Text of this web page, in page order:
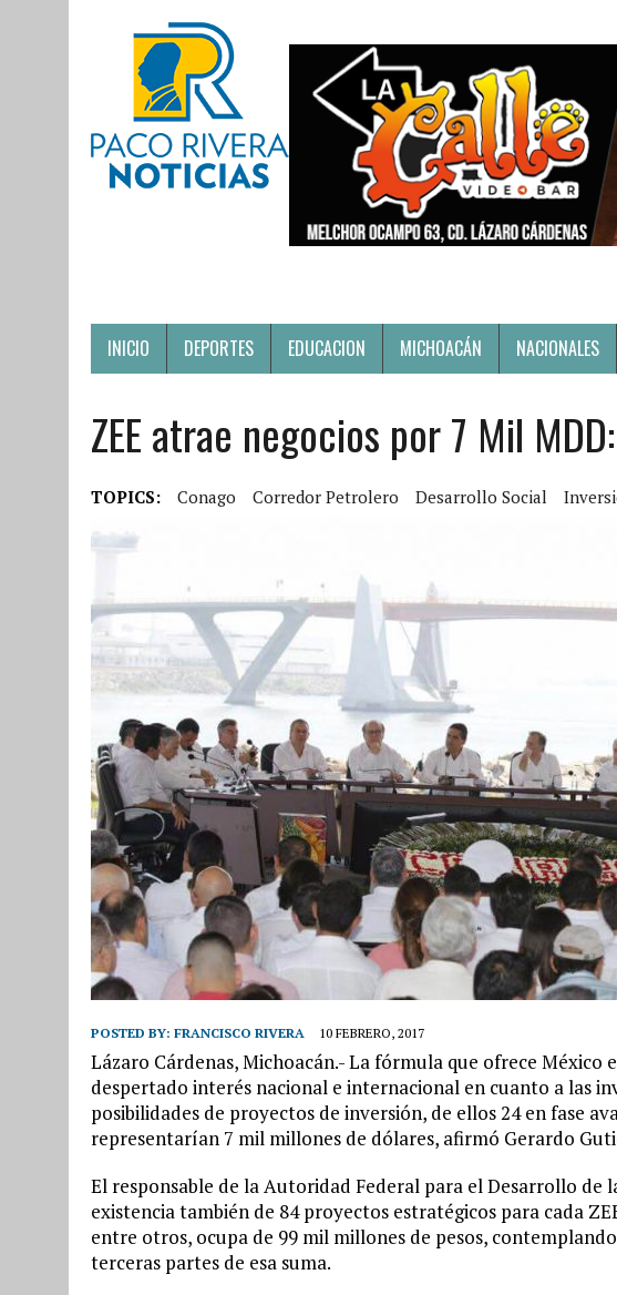
INICIO DEPORTES EDUCACION MICHOACÁN NACIONALES
ZEE atrae negocios por 7 Mil
TOPICS: Conago Corredor Petrolero Desarrollo Social
POSTED BY: FRANCISCO RIVERA 10 FEBRERO, 2017
Lázaro Cárdenas, Michoacán.- La fórmula que ofrece México
despertado interés nacional e internacional en cuanto a las
posibilidades de proyectos de inversión, de ellos 24 en fase
representarían 7 mil millones de dólares, afirmó Gerardo
El responsable de la Autoridad Federal para el Desarrollo de
existencia también de 84 proyectos estratégicos para cada
entre otros, ocupa de 99 mil millones de pesos,
terceras partes de esa suma.